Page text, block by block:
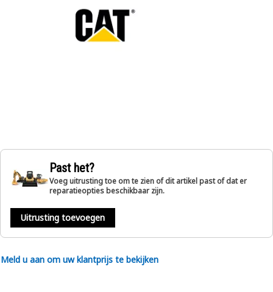
Past het?
Voeg uitrusting toe om te zien of dit artikel past of dat er
reparatieopties beschikbaar zijn.
Uitrusting toevoegen
Meld u aan om uw klantprijs te bekijken